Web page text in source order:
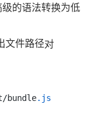
的语法转换为低
件路径对
bundle.js